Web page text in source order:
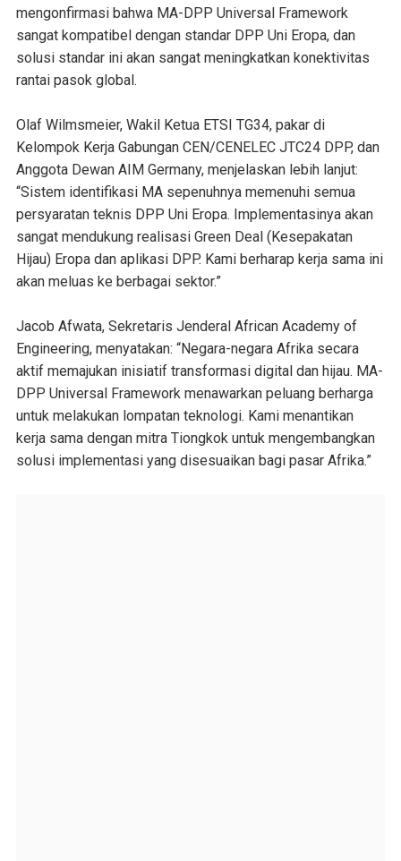
mengonfirmasi bahwa MA-DPP Universal Framework
sangat kompatibel dengan standar DPP Uni Eropa, dan
solusi standar ini akan sangat meningkatkan konektivitas
rantai pasok global.
Olaf Wilmsmeier, Wakil Ketua ETSI TG34, pakar di
Kelompok Kerja Gabungan CEN/CENELEC JTC24 DPP, dan
Anggota Dewan AIM Germany, menjelaskan lebih lanjut:
“Sistem identifikasi MA sepenuhnya memenuhi semua
persyaratan teknis DPP Uni Eropa. Implementasinya akan
sangat mendukung realisasi Green Deal (Kesepakatan
Hijau) Eropa dan aplikasi DPP. Kami berharap kerja sama ini
akan meluas ke berbagai sektor.”
Jacob Afwata, Sekretaris Jenderal African Academy of
Engineering, menyatakan: “Negara-negara Afrika secara
aktif memajukan inisiatif transformasi digital dan hijau. MA-
DPP Universal Framework menawarkan peluang berharga
untuk melakukan lompatan teknologi. Kami menantikan
kerja sama dengan mitra Tiongkok untuk mengembangkan
solusi implementasi yang disesuaikan bagi pasar Afrika.”